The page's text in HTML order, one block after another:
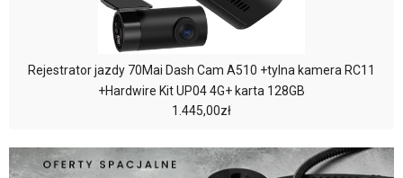
Rejestrator jazdy 70Mai Dash Cam A510 +tylna kamera RC11
+Hardwire Kit UP04 4G+ karta 128GB
1.445,00zł